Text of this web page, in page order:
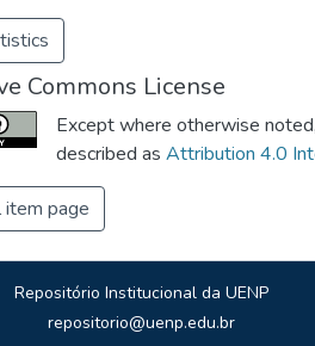
Commons License
Except where otherwise
described as Attribution 4.0
item page
Repositório Institucional da UENP
repositorio@uenp.edu.br